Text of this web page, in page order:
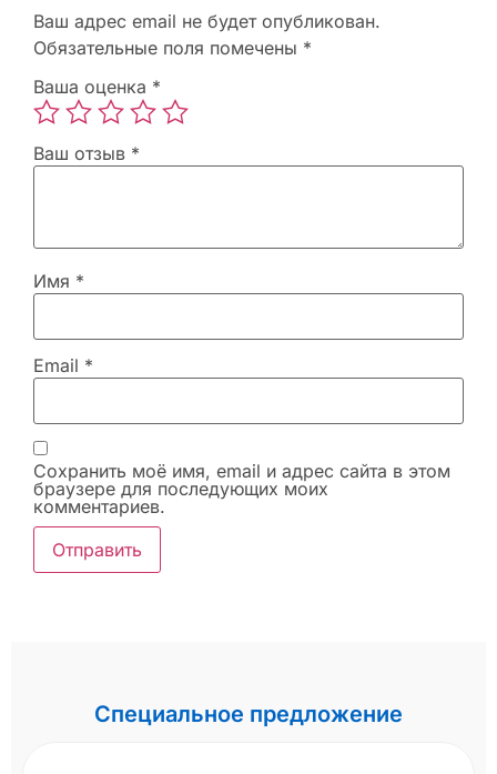
Ваш адрес email не будет опубликован.
Обязательные поля помечены *
Ваша оценка *
Ваш отзыв *
Имя *
Email *
Сохранить моё имя, email и адрес сайта в этом
браузере для последующих моих
комментариев.
Специальное предложение